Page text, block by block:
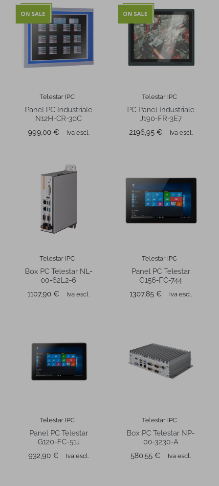
Telestar IPC
Panel PC Industriale
N12H-CR-30C
Prezzo
999,00 € Iva escl.
Telestar IPC
PC Panel Industriale
J190-FR-3E7
Prezzo
2196,95 € Iva escl.
Telestar IPC
Box PC Telestar NL-
00-62L2-6
Prezzo
1107,90 € Iva escl.
Telestar IPC
Panel PC Telestar
G156-FC-744
Prezzo
1307,85 € Iva escl.
Telestar IPC
Panel PC Telestar
G120-FC-51J
Prezzo
932,90 € Iva escl.
Telestar IPC
Box PC Telestar NP-
00-3230-A
Prezzo
580,55 € Iva escl.